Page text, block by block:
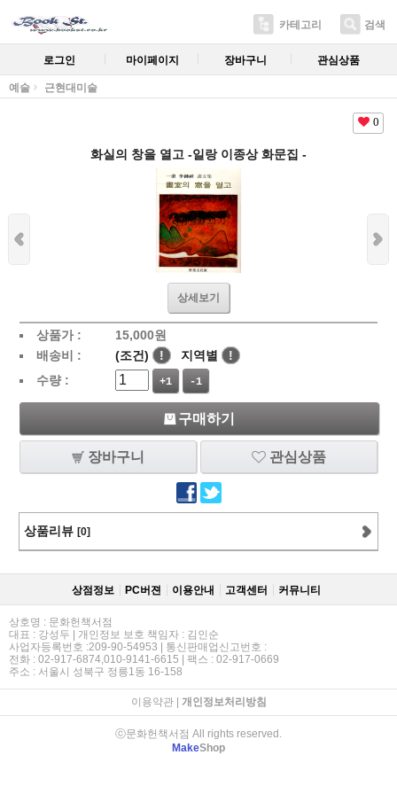
카테고리 검색
로그인 마이페이지 장바구니 관심상품
예술 근현대미술
0
화실의 창을 열고 -일랑 이종상 화문집 -
상세보기
상품가 : 15,000원
배송비 :
(조건) ! 지역별
!
수량 :
+1 -1
구매하기
장바구니 관심상품
상품리뷰 [0]
상점정보 PC버젼 이용안내 고객센터 커뮤니티
상호명 : 문화헌책서점
대표 : 강성두 | 개인정보 보호 책임자 : 김인순
사업자등록번호 :209-90-54953 | 통신판매업신고번호 :
전화 : 02-917-6874,010-9141-6615 | 팩스 : 02-917-0669
주소 : 서울시 성북구 정릉1동 16-158
이용약관| 개인정보처리방침
ⓒ문화헌책서점 All rights reserved.
MakeShop